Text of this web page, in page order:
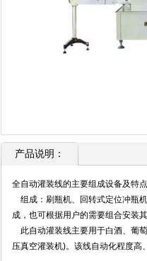
产品说明：
全自动灌装线的主要组成设备及特点
组成：刷瓶机、回转式定位冲瓶
成，也可根据用户的需要组合安装
此自动灌装线主要用于白酒、葡
压真空灌装机)。该线自动化程度